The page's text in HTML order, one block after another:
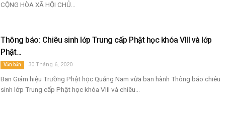
CỘNG HÒA XÃ HỘI CHỦ...
Thông báo: Chiêu sinh lớp Trung cấp Phật học khóa VIII và lớp
Phật...
Văn bản 30 Tháng 6, 2020
Ban Giám hiệu Trường Phật học Quảng Nam vừa ban hành Thông báo chiêu
sinh lớp Trung cấp Phật học khóa VIII và chiêu...